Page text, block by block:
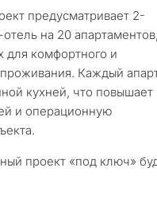
предусматривает 2-
на 20 апартаментов,
для комфортного и
Каждый
кухней, что повышает
и операционную
проект «под ключ»